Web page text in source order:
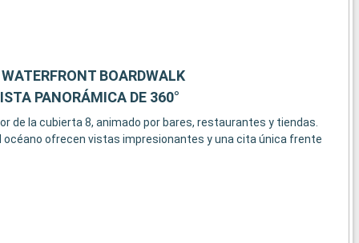
BOARDWALK
PANORÁMICA DE 360°
de la cubierta 8, animado por bares, restaurantes y tiendas.
océano ofrecen vistas impresionantes y una cita única frente